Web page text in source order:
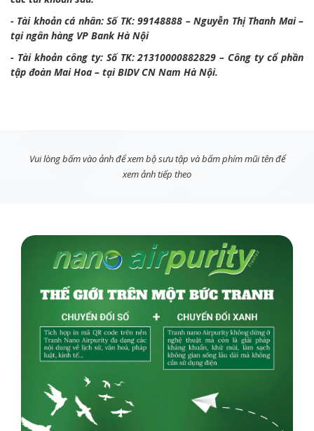
- Tài khoản cá nhân: Số TK: 99148888 – Nguyễn Thị Thanh Mai –
tại ngân hàng VP Bank Hà Nội
- Tài khoản công ty: Số TK: 21310000882829 – Công ty cổ phần
tập đoàn Mai Hoa – tại BIDV CN Nam Hà Nội.
Vui lòng bấm vào ảnh để xem bộ sưu tập và bấm phím mũi tên để
xem ảnh tiếp theo